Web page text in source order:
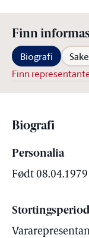
Finn
Biografi
Finn
Biografi
Personalia
Født 08.04.1979